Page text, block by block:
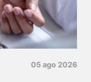
05 ago 2026